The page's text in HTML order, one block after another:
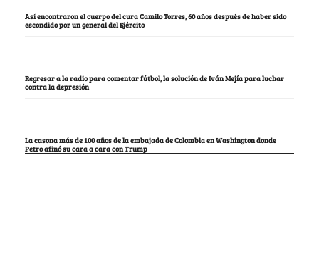
Así encontraron el cuerpo del cura Camilo Torres, 60 años después de haber sido
escondido por un general del Ejército
Regresar a la radio para comentar fútbol, la solución de Iván Mejía para luchar
contra la depresión
La casona más de 100 años de la embajada de Colombia en Washington donde
Petro afinó su cara a cara con Trump